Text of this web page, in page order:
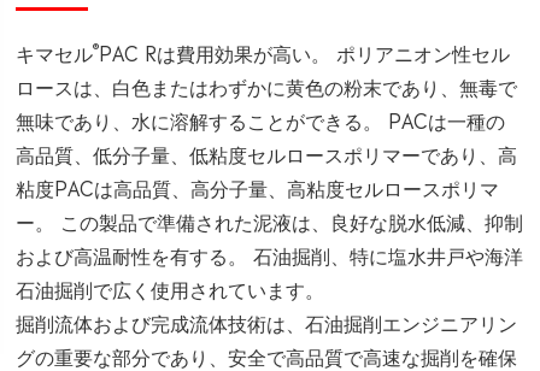
キマセル®PAC Rは費用効果が高い。 ポリアニオン性セル
ロースは、白色またはわずかに黄色の粉末であり、無毒で
無味であり、水に溶解することができる。 PACは一種の
高品質、低分子量、低粘度セルロースポリマーであり、高
粘度PACは高品質、高分子量、高粘度セルロースポリマ
ー。 この製品で準備された泥液は、良好な脱水低減、抑制
および高温耐性を有する。 石油掘削、特に塩水井戸や海洋
石油掘削で広く使用されています。
掘削流体および完成流体技術は、石油掘削エンジニアリン
グの重要な部分であり、安全で高品質で高速な掘削を確保